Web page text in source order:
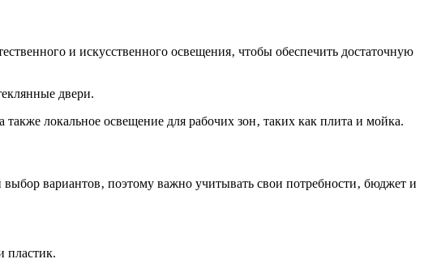
и искусственного освещения‚ чтобы обеспечить достаточную
двери.
локальное освещение для рабочих зон‚ таких как плита и мойка.
вариантов‚ поэтому важно учитывать свои потребности‚ бюджет и
пластик.